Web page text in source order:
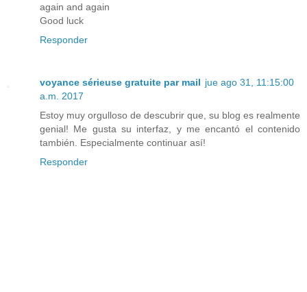
again and again
Good luck
Responder
voyance sérieuse gratuite par mail jue ago 31, 11:15:00
a.m. 2017
Estoy muy orgulloso de descubrir que, su blog es realmente
genial! Me gusta su interfaz, y me encantó el contenido
también. Especialmente continuar así!
Responder